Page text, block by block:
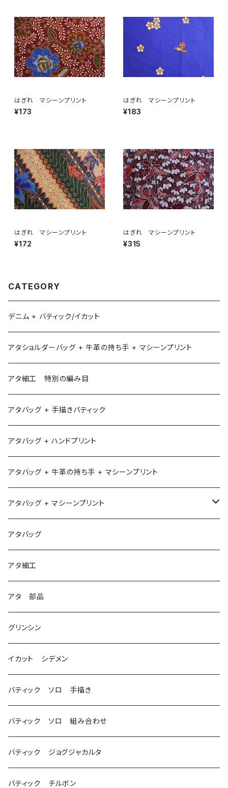
はぎれ マシーンプリント
¥173
はぎれ マシーンプリント
¥183
はぎれ マシーンプリント
¥172
はぎれ マシーンプリント
¥315
CATEGORY
デニム + バティック/イカット
アタショルダーバッグ + 牛革の持ち手 + マシーンプリント
アタ細工 特別の編み目
アタバッグ + 手描きバティック
アタバッグ + ハンドプリント
アタバッグ + 牛革の持ち手 + マシーンプリント
アタバッグ + マシーンプリント
1
2
3
アタバッグ
アタ細工
アタ 部品
グリンシン
イカット シデメン
バティック ソロ 手描き
バティック ソロ 組み合わせ
バティック ジョグジャカルタ
バティック チルボン